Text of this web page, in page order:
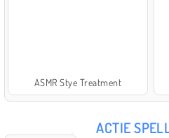
ASMR Stye Treatment
ACTIE